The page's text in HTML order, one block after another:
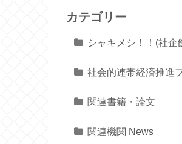
カテゴリー
シャキメシ！！(社企
社会的連帯経済推進
関連書籍・論文
関連機関 News